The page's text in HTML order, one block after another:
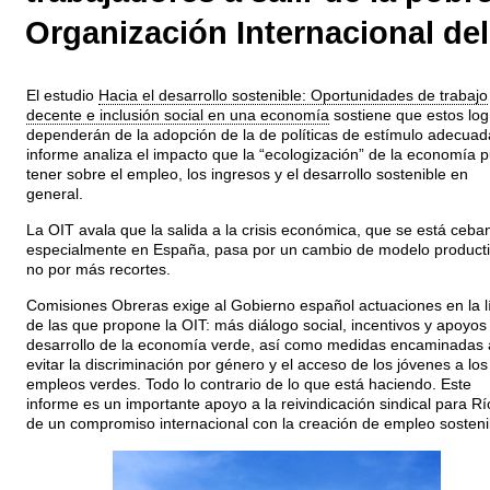
Organización Internacional
El estudio Hacia el desarrollo sostenible: Oportunidades de trabajo
decente e inclusión social en una economíasostiene que estos
dependerán de la adopción de la de políticas de estímulo
informe analiza el impacto que la “ecologización” de la economía
tener sobre el empleo, los ingresos y el desarrollo sostenible en
general.
La OIT avala que la salida a la crisis económica, que se está
especialmente en España, pasa por un cambio de modelo
no por más recortes.
Comisiones Obreras exige al Gobierno español actuaciones en la
de las que propone la OIT: más diálogo social, incentivos y apoyos
desarrollo de la economía verde, así como medidas encaminadas
evitar la discriminación por género y el acceso de los jóvenes a los
empleos verdes. Todo lo contrario de lo que está haciendo. Este
informe es un importante apoyo a la reivindicación sindical para
de un compromiso internacional con la creación de empleo